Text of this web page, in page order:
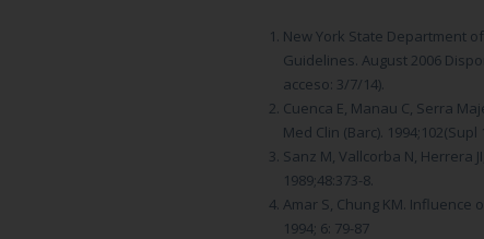
New York State Department
Guidelines. August 2006
acceso: 3/7/14).
Cuenca E, Manau C, Serra
Med Clin (Barc). 1994;102(Supl
Sanz M, Vallcorba N, Herrera
1989;48:373-8.
Amar S, Chung KM.
1994; 6: 79-87